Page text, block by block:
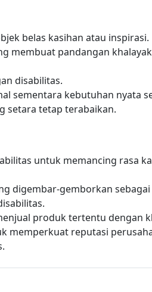
belas kasihan atau inspirasi.
membuat pandangan
disabilitas.
sementara kebutuhan nyata
setara tetap terabaikan.
untuk memancing rasa
digembar-gemborkan
produk tertentu dengan
memperkuat reputasi